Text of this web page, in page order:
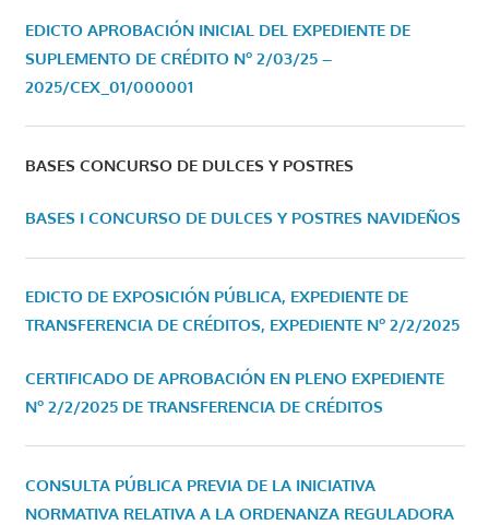
EDICTO APROBACIÓN INICIAL DEL EXPEDIENTE DE
SUPLEMENTO DE CRÉDITO Nº 2/03/25 –
2025/CEX_01/000001
BASES CONCURSO DE DULCES Y POSTRES
BASES I CONCURSO DE DULCES Y POSTRES NAVIDEÑOS
EDICTO DE EXPOSICIÓN PÚBLICA, EXPEDIENTE DE
TRANSFERENCIA DE CRÉDITOS, EXPEDIENTE Nº 2/2/2025
CERTIFICADO DE APROBACIÓN EN PLENO EXPEDIENTE
Nº 2/2/2025 DE TRANSFERENCIA DE CRÉDITOS
CONSULTA PÚBLICA PREVIA DE LA INICIATIVA
NORMATIVA RELATIVA A LA ORDENANZA REGULADORA